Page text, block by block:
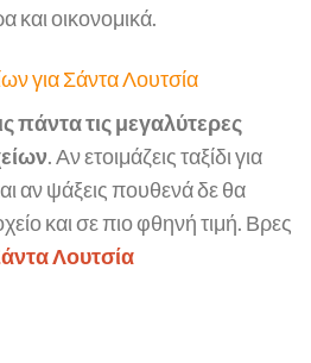
και οικονομικά.
για Σάντα Λουτσία
πάντα τις μεγαλύτερες
. Αν ετοιμάζεις ταξίδι για
αν ψάξεις πουθενά δε θα
και σε πιο φθηνή τιμή. Βρες
Λουτσία